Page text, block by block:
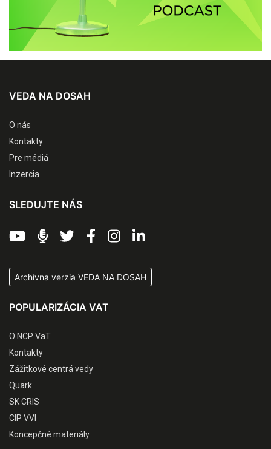
VEDA NA DOSAH
O nás
Kontakty
Pre médiá
Inzercia
SLEDUJTE NÁS
Archívna verzia VEDA NA DOSAH
POPULARIZÁCIA VAT
O NCP VaT
Kontakty
Zážitkové centrá vedy
Quark
SK CRIS
CIP VVI
Koncepčné materiály